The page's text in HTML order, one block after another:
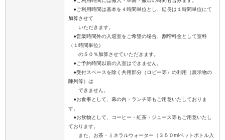
●ご利用時間は基本を４時間単位とし、延長は１時間単位にて
加算させて
いただきます。
●営業時間外の入退室をご希望の場合、割増料金として室料
（１時間単位）
の５０％加算させていただきます。
●ご予約時間以前の入室はできません。
●受付スペースを除く共用部分（ロビー等）の利用（展示物の
陳列等）は
できません。
●お食事として、幕の内・ランチ等もご用意いたしておりま
す。
●お飲物として、コーヒー・紅茶・ジュース等もご用意いたし
ております。
また、お茶・ミネラルウォーター（３５０mlペットボトル入